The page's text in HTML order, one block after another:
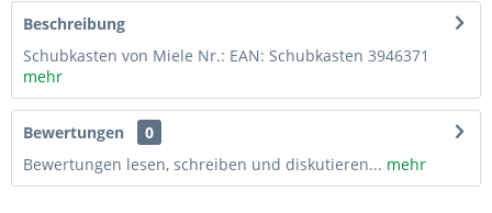
Beschreibung
Schubkasten von Miele Nr.: EAN: Schubkasten 3946371
mehr
Bewertungen
0
Bewertungen lesen, schreiben und diskutieren... mehr